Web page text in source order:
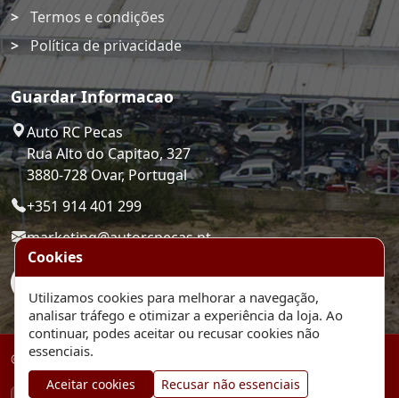
Termos e condições
Política de privacidade
Guardar Informacao
Auto RC Pecas
Rua Alto do Capitao, 327
3880-728 Ovar, Portugal
+351 914 401 299
marketing@autorcpecas.pt
© 2026 Auto RC Pecas. Plataforma de comercio eletronico.
Cookies
Utilizamos cookies para melhorar a navegação,
analisar tráfego e otimizar a experiência da loja. Ao
continuar, podes aceitar ou recusar cookies não
essenciais.
Aceitar cookies Recusar não essenciais